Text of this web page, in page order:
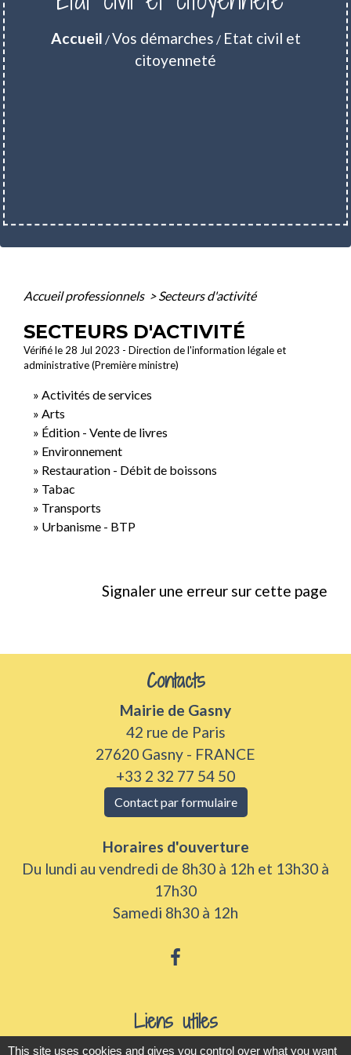
Accueil /Vos démarches / Etat civil et
citoyenneté
Accueil professionnels > Secteurs d'activité
SECTEURS D'ACTIVITÉ
Vérifié le 28 Jul 2023 - Direction de l'information légale et
administrative (Première ministre)
Activités de services
Arts
Édition - Vente de livres
Environnement
Restauration - Débit de boissons
Tabac
Transports
Urbanisme - BTP
Signaler une erreur sur cette page
Contacts
Mairie de Gasny
42 rue de Paris
27620 Gasny - FRANCE
+33 2 32 77 54 50
Contact par formulaire
Horaires d'ouverture
Du lundi au vendredi de 8h30 à 12h et 13h30 à
17h30
Samedi 8h30 à 12h
Liens utiles
This site uses cookies and gives you control over what you want